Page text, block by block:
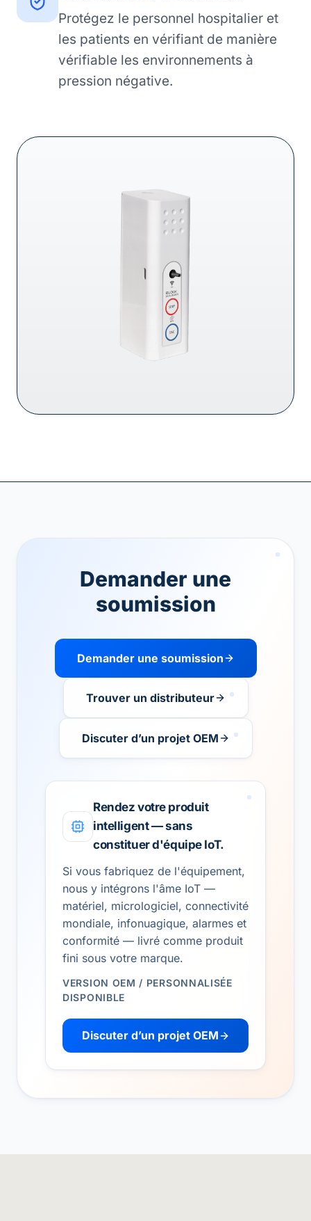
Protégez le personnel hospitalier et
les patients en vérifiant de manière
vérifiable les environnements à
pression négative.
Demander une
soumission
Demander une soumission
Trouver un distributeur
Discuter d’un projet OEM
Rendez votre produit
intelligent — sans
constituer d'équipe IoT.
Si vous fabriquez de l'équipement,
nous y intégrons l'âme IoT —
matériel, micrologiciel, connectivité
mondiale, infonuagique, alarmes et
conformité — livré comme produit
fini sous votre marque.
VERSION OEM / PERSONNALISÉE
DISPONIBLE
Discuter d’un projet OEM